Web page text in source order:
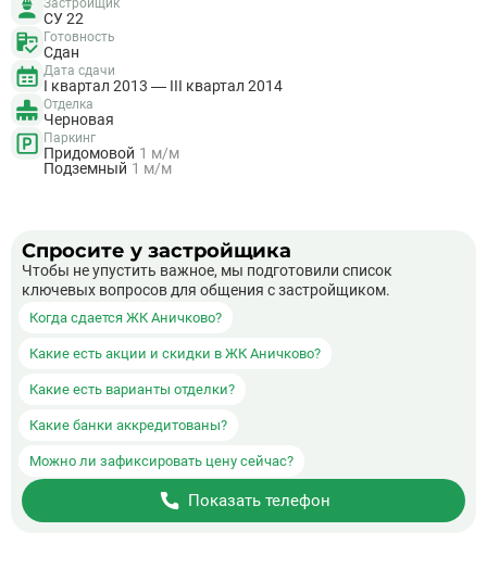
Застройщик
СУ 22
Готовность
Сдан
Дата сдачи
I квартал 2013 — III квартал 2014
Отделка
Черновая
Паркинг
Придомовой 1 м/м
Подземный 1 м/м
Спросите у застройщика
Чтобы не упустить важное, мы подготовили список
ключевых вопросов для общения с застройщиком.
Когда сдается ЖК Аничково?
Какие есть акции и скидки в ЖК Аничково?
Какие есть варианты отделки?
Какие банки аккредитованы?
Можно ли зафиксировать цену сейчас?
Показать телефон